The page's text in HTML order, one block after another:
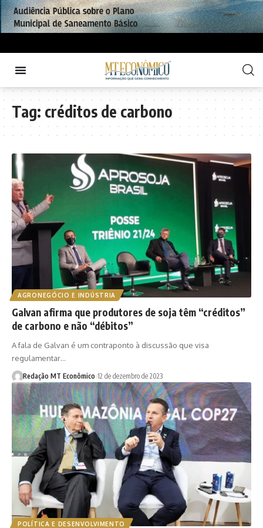
Tag: créditos de carbono
AGRONEGÓCIO E INDÚSTRIA
Galvan afirma que produtores de soja têm “créditos”
de carbono e não “débitos”
A fala de Galvan é um contraponto à discussão que visa
regulamentar…
Redação MT Econômico 12 de dezembro de 2023
POLÍTICA E DESENVOLVIMENTO